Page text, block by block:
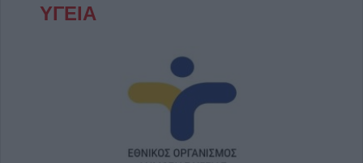
ΥΓΕΙΑ